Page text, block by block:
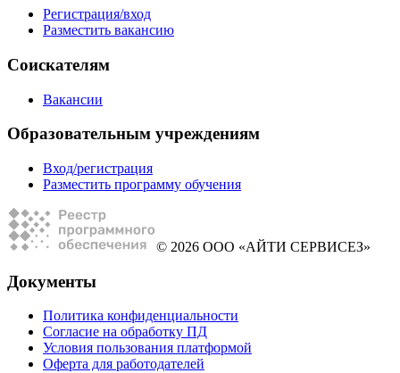
Регистрация/вход
Разместить вакансию
Соискателям
Вакансии
Образовательным учреждениям
Вход/регистрация
Разместить программу обучения
© 2026 ООО «АЙТИ СЕРВИСЕЗ»
Документы
Политика конфиденциальности
Согласие на обработку ПД
Условия пользования платформой
Оферта для работодателей